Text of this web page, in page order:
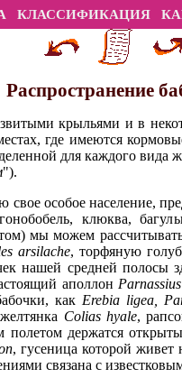
КЛАССИФИКАЦИЯ
Распространение
крыльями и в
где имеются
для каждого вида
").
особое население,
клюква,
мы можем
arsilache, торфяную
нашей средней полосы
аполлон
как Erebia ligea,
Colias hyale,
держатся
, гусеница которой живет
связана с